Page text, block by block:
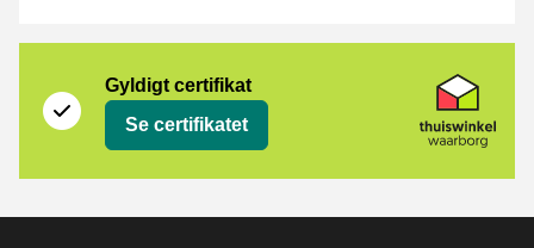
Gyldigt certifikat
Se certifikatet